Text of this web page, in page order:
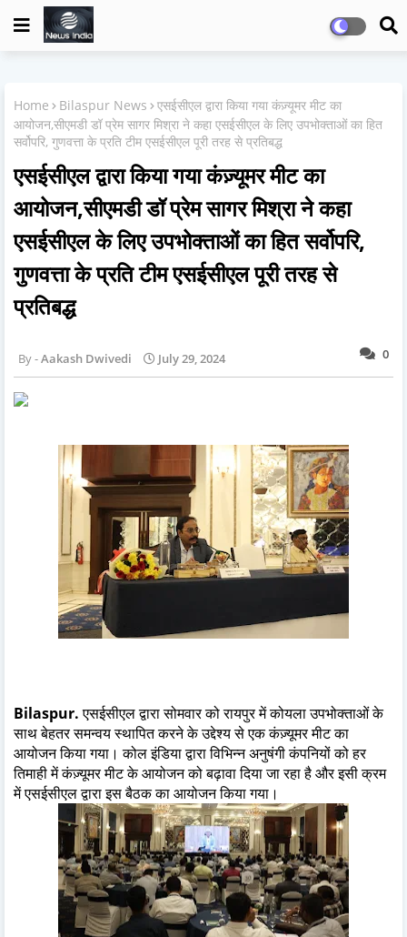
Home Bilaspur News
एसईसीएल द्वारा किया गया कंज़्यूमर मीट का
आयोजन,सीएमडी डॉ प्रेम सागर मिश्रा ने कहा एसईसीएल के लिए उपभोक्ताओं का हित
सर्वोपरि, गुणवत्ता के प्रति टीम एसईसीएल पूरी तरह से प्रतिबद्ध
एसईसीएल द्वारा किया गया कंज़्यूमर मीट का
आयोजन,सीएमडी डॉ प्रेम सागर मिश्रा ने कहा
एसईसीएल के लिए उपभोक्ताओं का हित सर्वोपरि,
गुणवत्ता के प्रति टीम एसईसीएल पूरी तरह से
प्रतिबद्ध
0
Aakash Dwivedi July 29, 2024
Bilaspur.एसईसीएल द्वारा सोमवार को रायपुर में कोयला उपभोक्ताओं के
साथ बेहतर समन्वय स्थापित करने के उद्देश्य से एक कंज़्यूमर मीट का
आयोजन किया गया। कोल इंडिया द्वारा विभिन्न अनुषंगी कंपनियों को हर
तिमाही में कंज़्यूमर मीट के आयोजन को बढ़ावा दिया जा रहा है और इसी क्रम
में एसईसीएल द्वारा इस बैठक का आयोजन किया गया।